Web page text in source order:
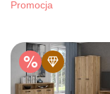
Promocja